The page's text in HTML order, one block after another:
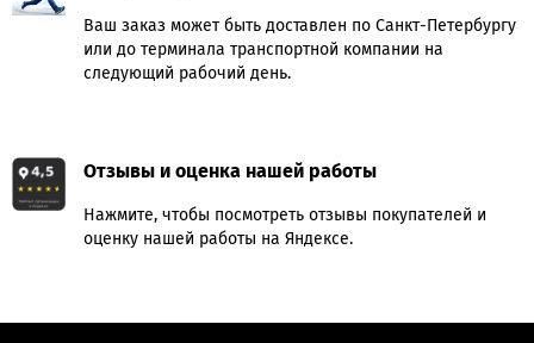
Ваш заказ может быть доставлен по Санкт-Петербургу
или до терминала транспортной компании на
следующий рабочий день.
Отзывы и оценка нашей работы
Нажмите, чтобы посмотреть отзывы покупателей и
оценку нашей работы на Яндексе.